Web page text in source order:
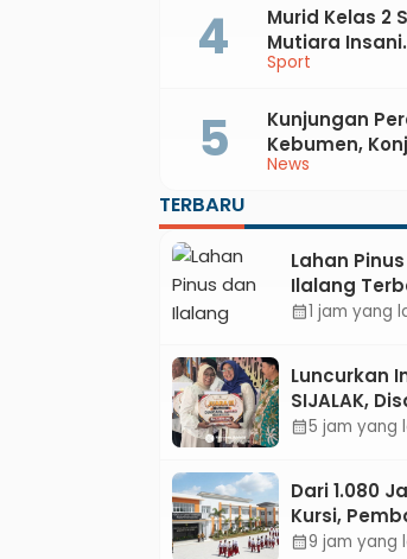
Sejarah,
Literasi
Sport
Murid Kelas 2
Mutiara Insani
dan Perak di
Tapak Suci
2026
News
Kunjungan
Kebumen,
Australia
TERBARU
Lahan
Ilalang
Kebumen,
Secara
calendar_month1 jam yang
Luncurkan
SIJALAK,
Kebumen
Tingkat
calendar_month5 jam yang
Dari 1.080
Kursi,
Sekolah
calendar_month9 jam yang